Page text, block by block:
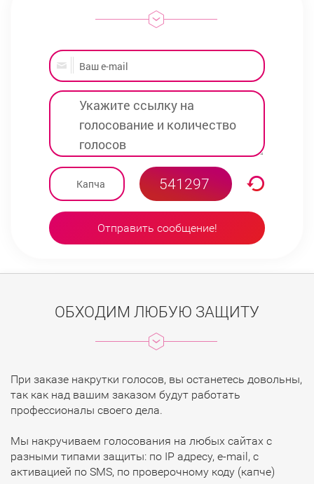
Отправить сообщение!
ОБХОДИМ ЛЮБУЮ ЗАЩИТУ
При заказе накрутки голосов, вы останетесь довольны,
так как над вашим заказом будут работать
профессионалы своего дела.
Мы накручиваем голосования на любых сайтах с
разными типами защиты: по IP адресу, e-mail, с
активацией по SMS, по проверочному коду (капче)